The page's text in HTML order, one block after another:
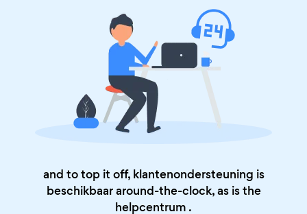
and to top it off, klantenondersteuning is
beschikbaar around-the-clock, as is the
helpcentrum .